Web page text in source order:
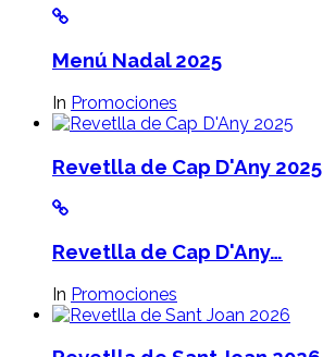
Menú Nadal 2025
In Promociones
Revetlla de Cap D'Any 2025
Revetlla de Cap D'Any…
In Promociones